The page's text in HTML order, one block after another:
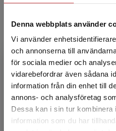
Denna webbplats använder
Vi använder
och annonserna till
för sociala medier och
vidarebefordrar även sådana
information från din enhet till
annons- och analysföretag
Dessa kan i sin tur kombinera
information som du har
Begränsad
Det verkar som att du
Richard är verksam Ma/
års erfarenhet av
skrivit läromedel och
inriktning...